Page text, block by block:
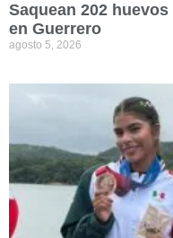
Saquean 202
en Guerrero
agosto 5, 2026